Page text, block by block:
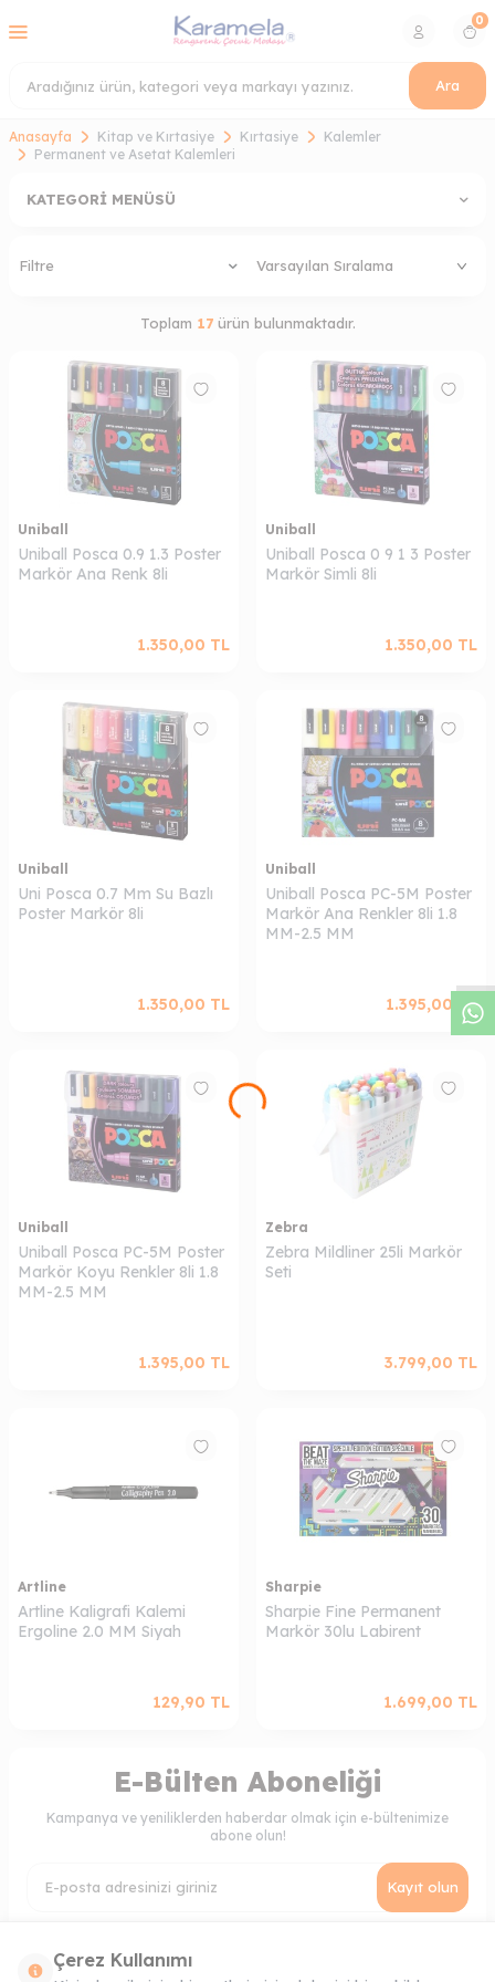
Ara
0
Anasayfa Kitap ve Kırtasiye Kırtasiye
Kalemler
Permanent ve Asetat Kalemleri
KATEGORI MENÜSÜ
Filtre
Toplam 17ürün bulunmaktadır.
Uniball
Uniball Posca 0.9 1.3 Poster
Markör Ana Renk 8li
1.350,00 TL
Uniball
Uniball Posca 0 9 1 3 Poster
Markör Simli 8li
1.350,00 TL
Uniball
Uni Posca 0.7 Mm Su Bazlı
Poster Markör 8li
1.350,00 TL
Uniball
Uniball Posca PC-5M Poster
Markör Ana Renkler 8li 1.8
MM-2.5 MM
1.395,00 TL
Uniball
Uniball Posca PC-5M Poster
Markör Koyu Renkler 8li 1.8
MM-2.5 MM
1.395,00 TL
Zebra
Zebra Mildliner 25li Markör
Seti
3.799,00 TL
Artline
Artline Kaligrafi Kalemi
Ergoline 2.0 MM Siyah
129,90 TL
Sharpie
Sharpie Fine Permanent
Markör 30lu Labirent
1.699,00 TL
E-Bülten Aboneliği
Kampanya ve yeniliklerden haberdar olmak için e-bültenimize
abone olun!
Kayıt olun
Çerez Kullanımı